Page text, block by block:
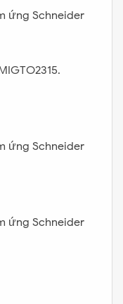
ứng Schneider
ứng Schneider
ứng Schneider